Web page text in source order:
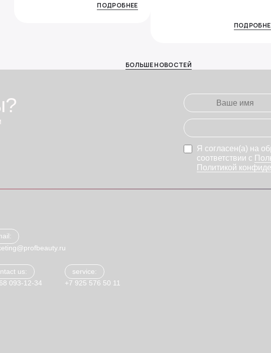
ПОДРОБНЕЕ
БОЛЬШЕ НОВОСТЕЙ
Я согласен(а) на
соответствии с
Политикой
us:
093-12-34
service:
+7 925 576 50 11